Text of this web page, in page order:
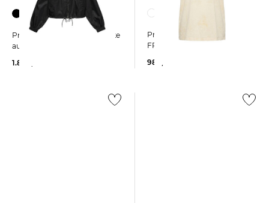
Prada | Damen Blousonjacke
aus Re-Nylon
1.800,00 €
Prada | Damen T-Shirt
FRATELLI PRADA MILANO
980,00 €